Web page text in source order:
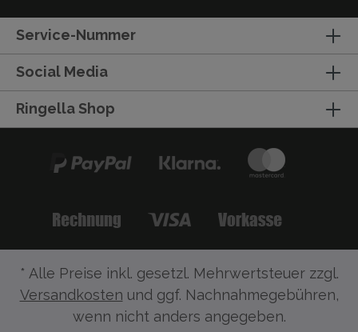
Service-Nummer
Social Media
Ringella Shop
* Alle Preise inkl. gesetzl. Mehrwertsteuer zzgl.
Versandkosten und ggf. Nachnahmegebühren,
wenn nicht anders angegeben.